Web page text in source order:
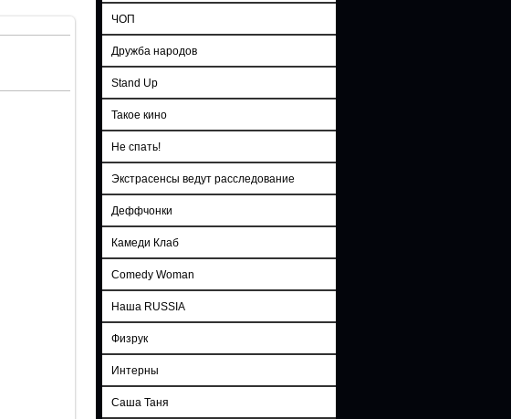
ЧОП
Дружба народов
Stand Up
Такое кино
Не спать!
Экстрасенсы ведут расследование
Деффчонки
Камеди Клаб
Comedy Woman
Наша RUSSIA
Физрук
Интерны
Саша Таня